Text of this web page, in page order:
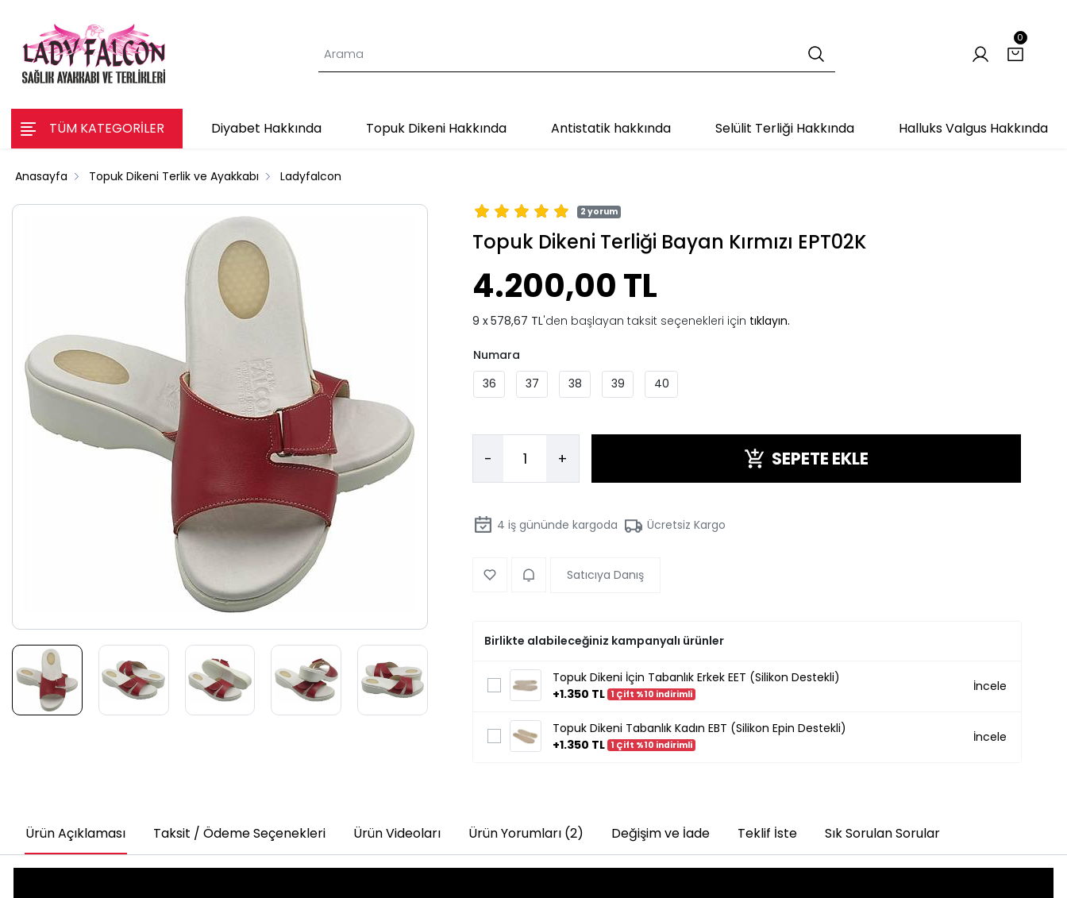
0
TÜM KATEGORİLER Diyabet Hakkında Topuk Dikeni Hakkında Antistatik hakkında Selülit Terliği Hakkında Halluks Valgus Hakkında
Anasayfa Topuk Dikeni Terlik ve Ayakkabı Ladyfalcon
2 yorum
Topuk Dikeni Terliği Bayan Kırmızı EPT02K
4.200,00 TL
578,67 TL'den başlayan taksit seçenekleri için tıklayın.
Numara
36
37 38 39 40
- + SEPETE EKLE
4 iş gününde kargoda Ücretsiz Kargo
Satıcıya Danış
Birlikte alabileceğiniz kampanyalı ürünler
Topuk Dikeni İçin Tabanlık Erkek EET (Silikon Destekli)
+1.350 TL 1 Çift %10 indirimli
İncele
Topuk Dikeni Tabanlık Kadın EBT (Silikon Epin Destekli)
+1.350 TL 1 Çift %10 indirimli
İncele
Ürün Açıklaması Taksit / Ödeme Seçenekleri Ürün Videoları Ürün Yorumları (2) Değişim ve İade Teklif İste Sık Sorulan Sorular